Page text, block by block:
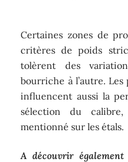
Certaines zones de
critères de poids
tolèrent des
bourriche à l’autre.
influencent aussi la
sélection du
mentionné sur les étals.
A découvrir